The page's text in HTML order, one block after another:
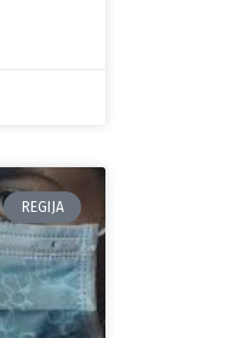
REGIJA